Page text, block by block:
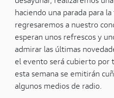
haciendo una parada para
regresaremos a nuestro
esperan unos refrescos y
admirar las últimas
el evento será cubierto por
esta semana se emitirán
algunos medios de radio.